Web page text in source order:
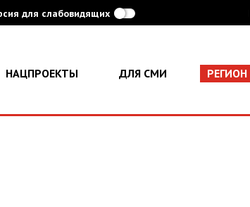
для слабовидящих
НАЦПРОЕКТЫ ДЛЯ СМИ РЕГИОН